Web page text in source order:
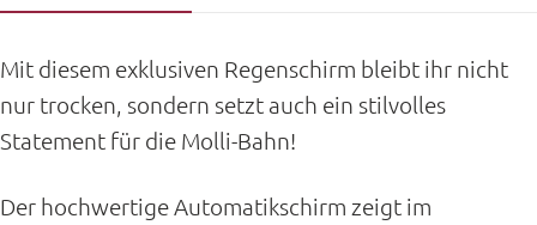
Mit diesem exklusiven Regenschirm bleibt ihr nicht
nur trocken, sondern setzt auch ein stilvolles
Statement für die Molli-Bahn!
Der hochwertige Automatikschirm zeigt im